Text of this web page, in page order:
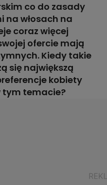
co do zasady
na włosach na
coraz więcej
ofercie mają
Kiedy takie
się największą
kobiety
tym temacie?